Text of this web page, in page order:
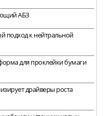
АБЗ
подход к нейтральной
для проклейки бумаги
драйверы роста